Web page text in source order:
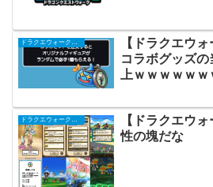
ドラクエウォークまとめ
【ドラクエウ
コラボグッズ
上ｗｗｗｗｗｗ
ドラクエウォークまとめ
【ドラクエウ
性の塊だな